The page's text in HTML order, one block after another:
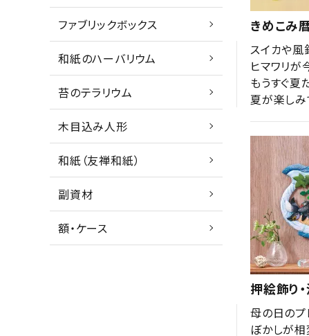
ファブリックボックス
和紙のハーバリウム
苔のテラリウム
木目込み人形
和紙（友禅和紙）
副資材
額・ケース
きめこみ
スイカや風
ヒマワリが
もうすぐ夏
夏が楽しみ
押絵飾り
母の日のプ
ぼかしが相